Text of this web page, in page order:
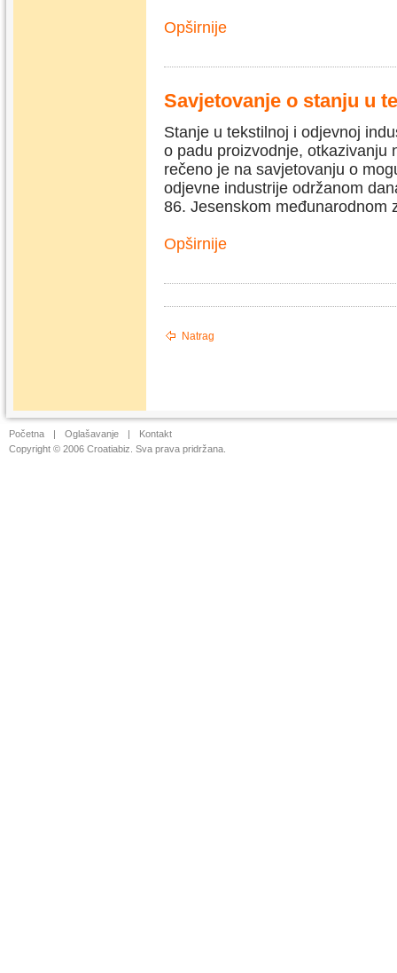
Opširnije
Savjetovanje o stanju u
Stanje u tekstilnoj i odjevnoj
o padu proizvodnje, otkazivanju
rečeno je na savjetovanju o
odjevne industrije održanom
86. Jesenskom međunarodnom
Opširnije
Natrag
Početna | Oglašavanje |
Kontakt
Copyright © 2006 Croatiabiz. Sva prava pridržana.